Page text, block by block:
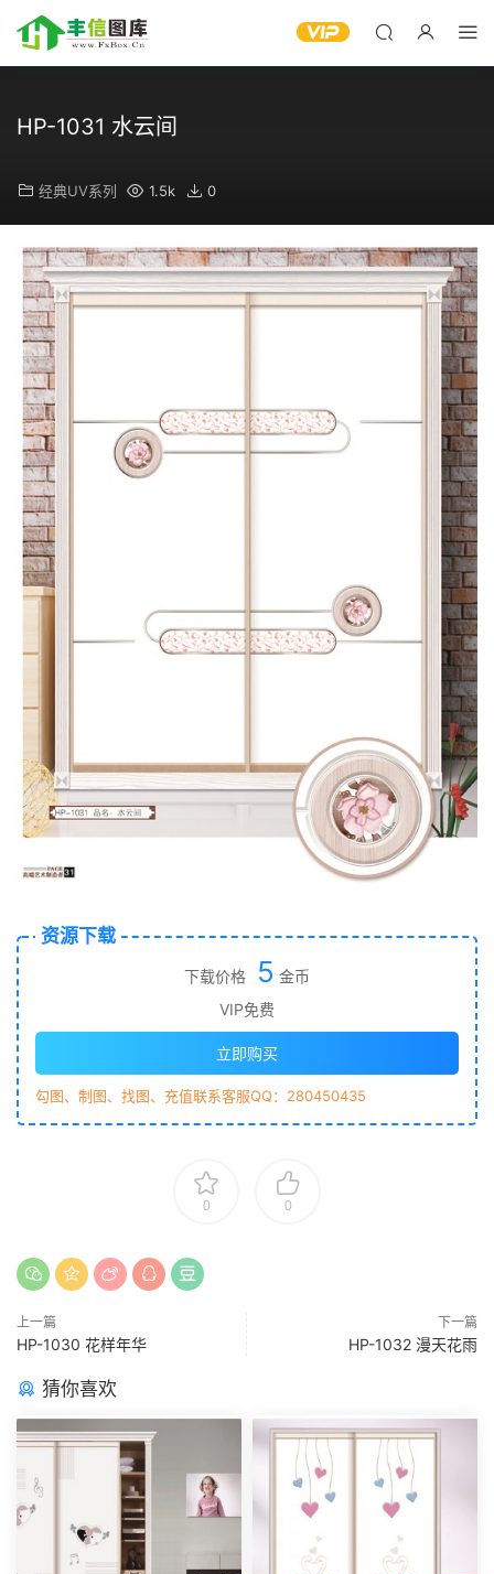
HP-1031 水云间
经典UV系列 1.5k 0
资源下载
下载价格 5 金币
VIP免费
立即购买
勾图、制图、找图、充值联系客服QQ：280450435
0 0
上一篇
HP-1030 花样年华
下一篇
HP-1032 漫天花雨
猜你喜欢